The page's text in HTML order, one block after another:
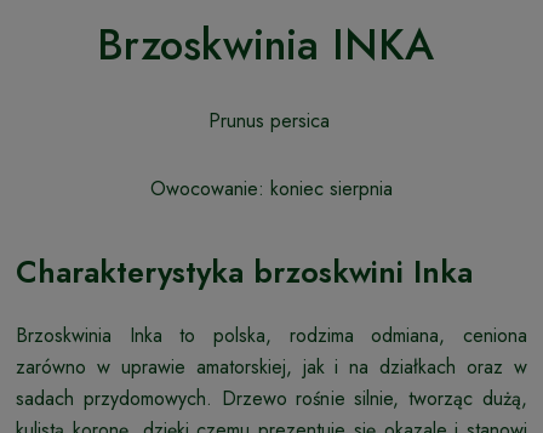
Brzoskwinia INKA
Prunus persica
Owocowanie: koniec sierpnia
Charakterystyka brzoskwini Inka
Brzoskwinia Inka to polska, rodzima odmiana, ceniona
zarówno w uprawie amatorskiej, jak i na działkach oraz w
sadach przydomowych. Drzewo rośnie silnie, tworząc dużą,